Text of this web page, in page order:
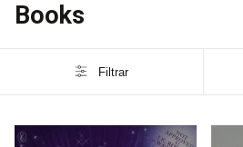
Books
Filtrar